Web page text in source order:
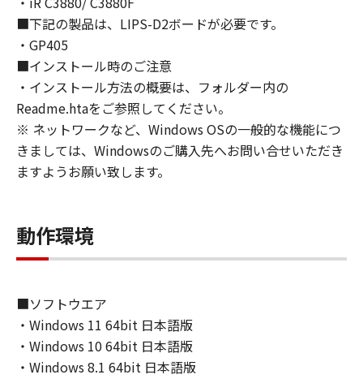
接に輸出してはなりません。
６．サポートおよびアップデート
キヤノン、キヤノンの子会社、関係会社、それ
らの販売代理店および販売店、並びにキヤノン
のライセンサーは、お客様による「本ソフトウ
ェア」の使用を支援すること、および「本ソフ
トウェア」に対してアップデート、バグの修正
あるいはサポートを行うことについて、いかな
る責任も負うものではありません。
状態で使用許諾されます。キヤノン、キヤノン
のライセンサー、キヤノンの子会社、キヤノン
の関連会社、それらの販売代理店または販売店
品性および特定の目的への適合性の保証を含
め、いかなる保証も、明示たると黙示たるとを
問わず一切しないものとします。
(2) キヤノン、キヤノンのライセンサー、キヤノ
■下記の製品は、LIPS-D2ボードが必要です。
・GP405
■インストール時のご注意
・インストール方法の概要は、フォルダー内の
Readme.htaをご参照してください。
※ ネットワークなど、Windows OSの一般的な機能につ
きましては、Windowsのご購入先へお問い合せいただき
ますようお願い致します。
動作環境
■ソフトウエア
・Windows 11 64bit 日本語版
・Windows 10 64bit 日本語版
・Windows 8.1 64bit 日本語版